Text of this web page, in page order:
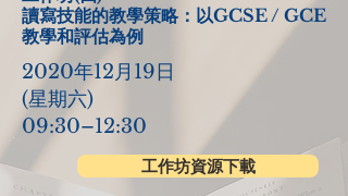
讀寫技能的教學策略：以GCSE / GCE
教學和評估為例
2020年12月19日
(星期六)
09:30–12:30
工作坊資源下載